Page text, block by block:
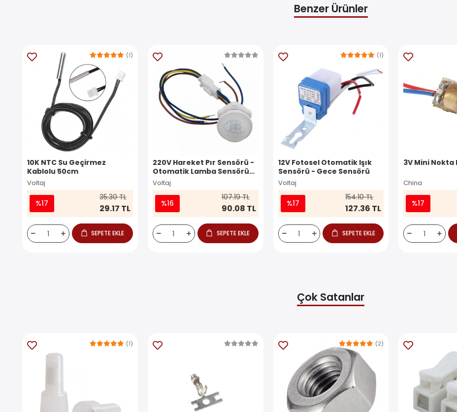
Benzer Ürünler
10K NTC Su Geçirmez
Kablolu 50cm
Voltaj
(1)
%17
35.30 TL
29.17 TL
SEPETE EKLE
220V Hareket Pır Sensörü -
Otomatik Lamba Sensörü
25cm Kablolu
Voltaj
%16
107.19 TL
90.08 TL
SEPETE EKLE
12V Fotosel Otomatik Işık
Sensörü - Gece Sensörü
Voltaj
(1)
%17
154.10 TL
127.36 TL
SEPETE EKLE
3V Mini Nokta
China
%17
Çok Satanlar
(1) (2)